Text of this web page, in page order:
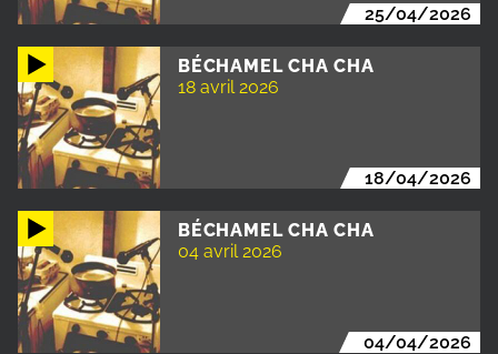
25/04/2026
BÉCHAMEL CHA CHA
18 avril 2026
18/04/2026
BÉCHAMEL CHA CHA
04 avril 2026
04/04/2026